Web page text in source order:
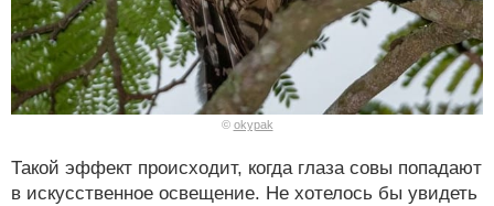
© okypak
Такой эффект происходит, когда глаза совы попадают
в искусственное освещение. Не хотелось бы увидеть